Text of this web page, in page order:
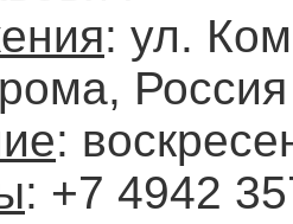
: ул.
Россия
:
: +7 4942